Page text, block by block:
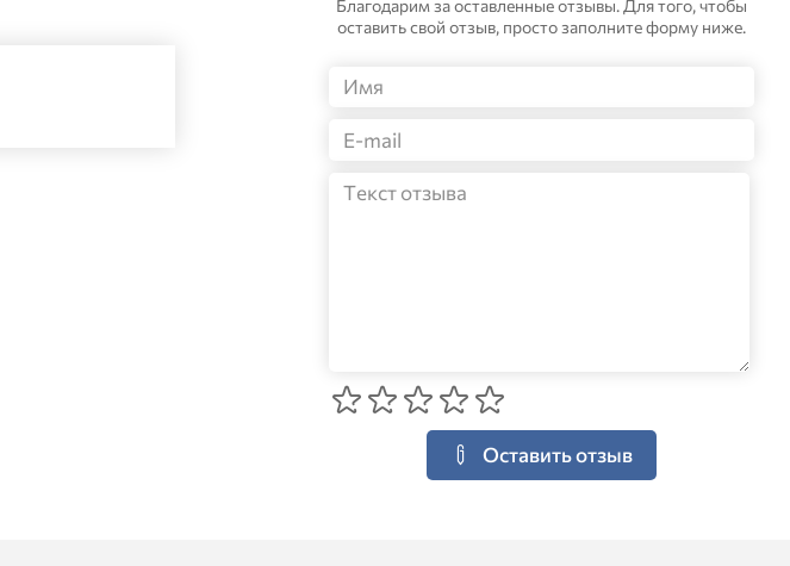
Благодарим за оставленные отзывы. Для того, чтобы
оставить свой отзыв, просто заполните форму ниже.
Оставить отзыв